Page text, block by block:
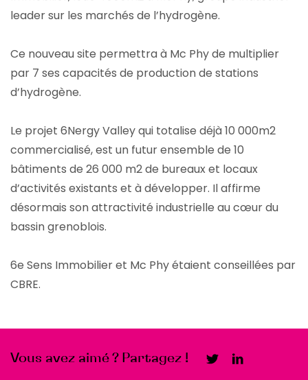
leader sur les marchés de l’hydrogène.
Ce nouveau site permettra à Mc Phy de multiplier
par 7 ses capacités de production de stations
d’hydrogène.
Le projet 6Nergy Valley qui totalise déjà 10 000m2
commercialisé, est un futur ensemble de 10
bâtiments de 26 000 m2 de bureaux et locaux
d’activités existants et à développer. Il affirme
désormais son attractivité industrielle au cœur du
bassin grenoblois.
6e Sens Immobilier et Mc Phy étaient conseillées par
CBRE.
Vous avez aimé ? Partagez !